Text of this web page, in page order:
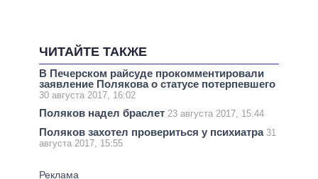
ЧИТАЙТЕ ТАКЖЕ
В Печерском райсуде прокомментировали
заявление Полякова о статусе потерпевшего
30 августа 2017, 16:02
Поляков надел браслет 23 августа 2017, 15:44
Поляков захотел провериться у психиатра 31
августа 2017, 15:55